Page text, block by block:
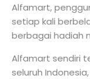
Alfamart,
setiap kali
berbagai hadiah
Alfamart sendiri
seluruh